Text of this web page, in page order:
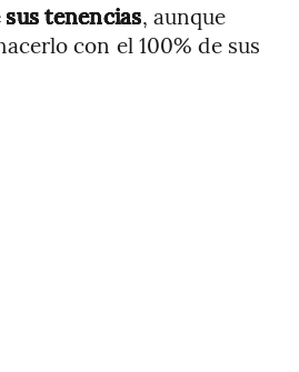
tenencias, aunque
con el 100% de sus